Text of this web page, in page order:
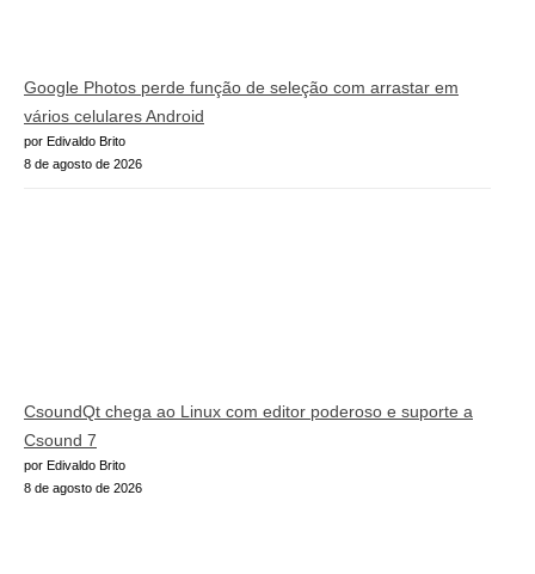
Google Photos perde função de seleção com arrastar em
vários celulares Android
por Edivaldo Brito
8 de agosto de 2026
CsoundQt chega ao Linux com editor poderoso e suporte a
Csound 7
por Edivaldo Brito
8 de agosto de 2026